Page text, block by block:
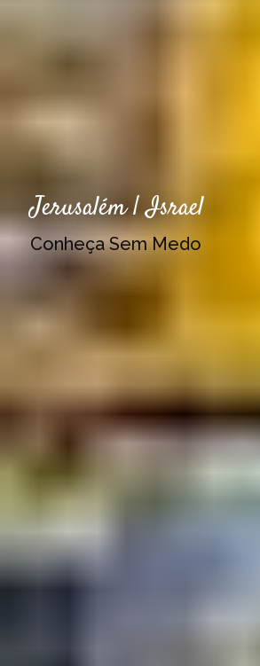
Jerusalém | Israel
Conheça Sem Medo